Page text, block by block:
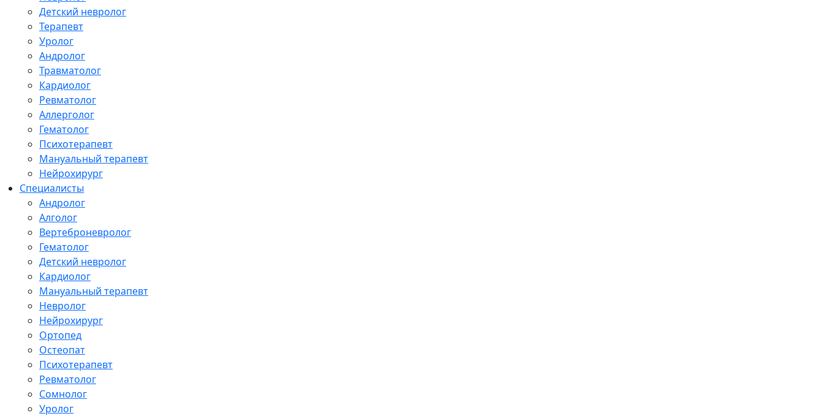
Детский невролог
Терапевт
Уролог
Андролог
Травматолог
Кардиолог
Ревматолог
Аллерголог
Гематолог
Психотерапевт
Мануальный терапевт
Нейрохирург
Специалисты
Андролог
Алголог
Вертеброневролог
Гематолог
Детский невролог
Кардиолог
Мануальный терапевт
Невролог
Нейрохирург
Ортопед
Остеопат
Психотерапевт
Ревматолог
Сомнолог
Уролог